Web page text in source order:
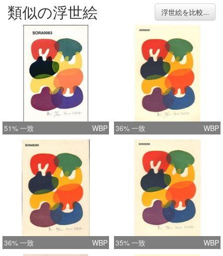
類似の浮世絵 浮世絵を比較...
51% 一致 WBP 36% 一致 WBP
36% 一致 WBP 35% 一致 WBP